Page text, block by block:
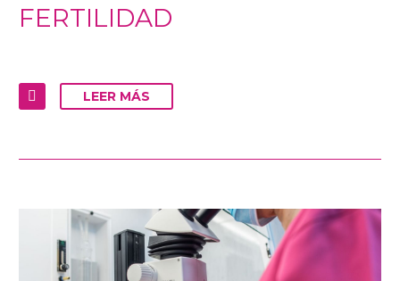
FERTILIDAD
LEER MÁS